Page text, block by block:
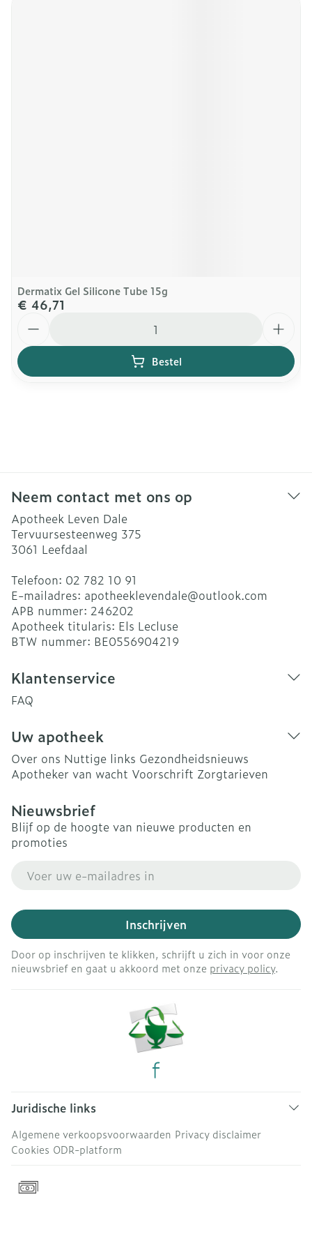
Dermatix Gel Silicone Tube 15g
€ 46,71
Bestel
Neem contact met ons op
Apotheek Leven Dale
Tervuursesteenweg 375
3061 Leefdaal
Telefoon: 02 782 10 91
E-mailadres: apotheeklevendale@outlook.com
APB nummer: 246202
Apotheek titularis: Els Lecluse
BTW nummer: BE0556904219
Klantenservice
FAQ
Uw apotheek
Over ons Nuttige links Gezondheidsnieuws
Apotheker van wacht Voorschrift Zorgtarieven
Nieuwsbrief
Blijf op de hoogte van nieuwe producten en
promoties
Inschrijven
Door op inschrijven te klikken, schrijft u zich in voor onze
nieuwsbrief en gaat u akkoord met onze privacy policy.
Juridische links
Algemene verkoopsvoorwaarden Privacy disclaimer
Cookies ODR-platform